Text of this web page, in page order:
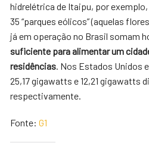
hidrelétrica de Itaipu, por exemplo,
35 “parques eólicos” (aquelas
já em operação no Brasil somam
suficiente para alimentar um
residências. Nos Estados Unidos
25,17 gigawatts e 12,21 gigawatts
respectivamente.
Fonte:G1